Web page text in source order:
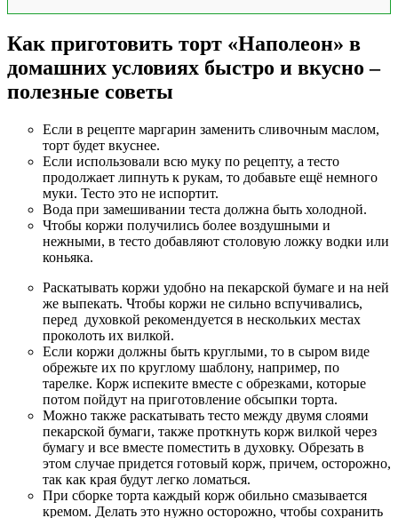
Как приготовить торт «Наполеон» в
домашних условиях быстро и вкусно –
полезные советы
Если в рецепте маргарин заменить сливочным маслом,
торт будет вкуснее.
Если использовали всю муку по рецепту, а тесто
продолжает липнуть к рукам, то добавьте ещё немного
муки. Тесто это не испортит.
Вода при замешивании теста должна быть холодной.
Чтобы коржи получились более воздушными и
нежными, в тесто добавляют столовую ложку водки или
коньяка.
Раскатывать коржи удобно на пекарской бумаге и на ней
же выпекать. Чтобы коржи не сильно вспучивались,
перед духовкой рекомендуется в нескольких местах
проколоть их вилкой.
Если коржи должны быть круглыми, то в сыром виде
обрежьте их по круглому шаблону, например, по
тарелке. Корж испеките вместе с обрезками, которые
потом пойдут на приготовление обсыпки торта.
Можно также раскатывать тесто между двумя слоями
пекарской бумаги, также проткнуть корж вилкой через
бумагу и все вместе поместить в духовку. Обрезать в
этом случае придется готовый корж, причем, осторожно,
так как края будут легко ломаться.
При сборке торта каждый корж обильно смазывается
кремом. Делать это нужно осторожно, чтобы сохранить